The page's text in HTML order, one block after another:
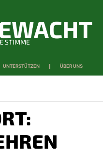
STIMME
UNTERSTÜTZEN ÜBER UNS